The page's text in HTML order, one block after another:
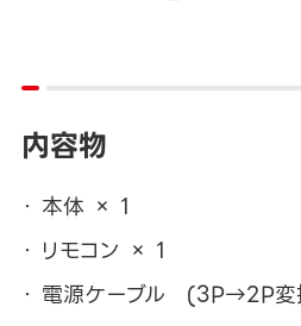
内容物
本体 × 1
リモコン × 1
電源ケーブル (3P→2P